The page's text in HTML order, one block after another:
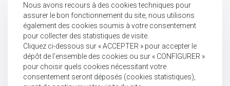
Nous avons recours à des cookies techniques pour
assurer le bon fonctionnement du site, nous utilisons
également des cookies soumis à votre consentement
pour collecter des statistiques de visite.
Cliquez ci-dessous sur « ACCEPTER » pour accepter le
dépôt de l'ensemble des cookies ou sur « CONFIGURER »
pour choisir quels cookies nécessitant votre
consentement seront déposés (cookies statistiques),